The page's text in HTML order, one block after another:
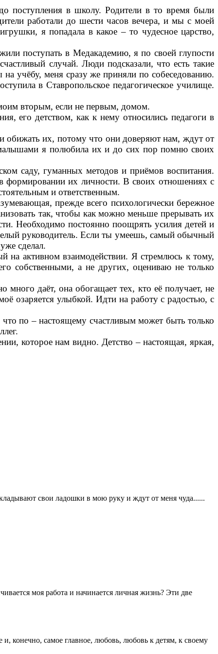
в школу. Родители в то время были
работали до шести часов вечера, и мы с моей
я попадала в какое – то чудесное царство,
поступать в Медакадемию, я по своей глупости
случай. Люди подсказали, что есть такие
учёбу, меня сразу же приняли по собеседованию.
в Ставропольское педагогическое училище.
вторым, если не первым, домом.
детством, как к нему относились педагоги в
их, потому что они доверяют нам, ждут от
я полюбила их и до сих пор помню своих
саду, гуманных методов и приёмов воспитания.
формировании их личности. В своих отношениях с
и ответственным.
прежде всего психологически бережное
так, чтобы как можно меньше прерывать их
Необходимо постоянно поощрять усилия детей и
руководитель. Если ты умеешь, самый обычный
сделал.
активном взаимодействии. Я стремлюсь к тому,
собственными, а не других, оцениваю не только
даёт, она обогащает тех, кто её получает, не
озаряется улыбкой. Идти на работу с радостью, с
по – настоящему счастливым может быть только
которое нам видно. Детство – настоящая, яркая,
свои ладошки в мою руку и ждут от меня чуда......
моя работа и начинается личная жизнь? Эти две
конечно, самое главное, любовь, любовь к детям, к своему